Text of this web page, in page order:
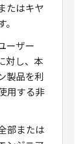
たはキヤ
ーザー
対し、本
製品を利
用する非
部または